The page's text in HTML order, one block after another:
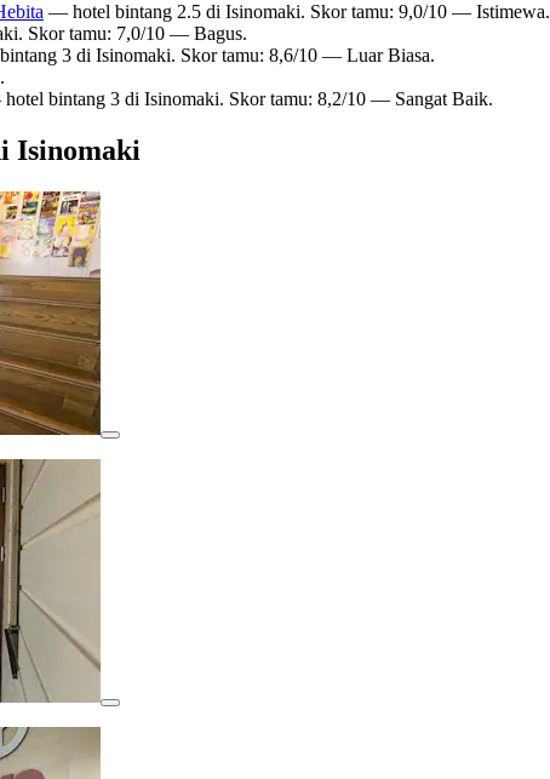
— hotel bintang 2.5 di Isinomaki. Skor tamu: 9,0/10 — Istimewa.
Skor tamu: 7,0/10 — Bagus.
3 di Isinomaki. Skor tamu: 8,6/10 — Luar Biasa.
bintang 3 di Isinomaki. Skor tamu: 8,2/10 — Sangat Baik.
Isinomaki